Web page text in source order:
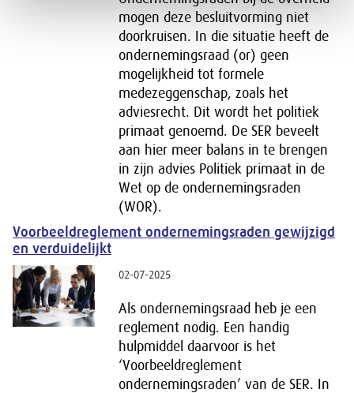
mogen deze besluitvorming niet
doorkruisen. In die situatie heeft de
ondernemingsraad (or) geen
mogelijkheid tot formele
medezeggenschap, zoals het
adviesrecht. Dit wordt het politiek
primaat genoemd. De SER beveelt
aan hier meer balans in te brengen
in zijn advies Politiek primaat in de
Wet op de ondernemingsraden
(WOR).
Voorbeeldreglement ondernemingsraden gewijzigd
en verduidelijkt
02-07-2025
Als ondernemingsraad heb je een
reglement nodig. Een handig
hulpmiddel daarvoor is het
‘Voorbeeldreglement
ondernemingsraden’ van de SER. In